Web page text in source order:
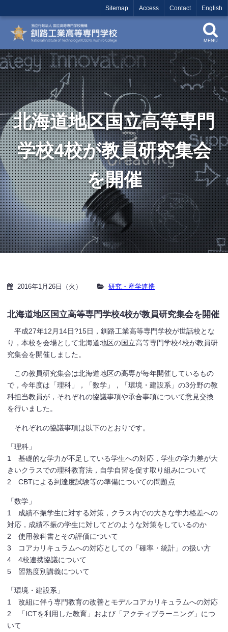
Sitemap Access Contact English
MENU
北海道地区国立高等専門
学校4校が教員研究集会
を開催
2016年1月26日（火） 研究・産学連携
北海道地区国立高等専門学校4校が教員研究集会を開催
平成27年12月14日?15日，釧路工業高等専門学校が世話校とな
り，本校を会場として北海道地区の国立高等専門学校4校が教員研
究集会を開催しました。
この教員研究集会は北海道地区の高専が毎年開催しているもの
で，今年度は「理科」，「数学」，「環境・建設系」の3分野の教
科担当教員が，それぞれの協議事項や承合事項について意見交換
を行いました。
それぞれの協議事項は以下のとおりです。
「理科」
1 基礎的な学力が不足している学生への対応，学生の学力差が大
きいクラスでの理科教育法，自学自習を促す取り組みについて
2 CBTによる到達度試験等の準備についての問題点
「数学」
1 成績不振学生に対する対策，クラス内での大きな学力格差への
対応，成績不振の学生に対してどのような対策をしているのか
2 使用教科書とその評価について
3 コアカリキュラムへの対応としての「確率・統計」の扱い方
4 4校連携協議について
5 習熟度別講義について
「環境・建設系」
1 改組に伴う専門教育の改善とモデルコアカリキュラムへの対応
2 「ICTを利用した教育」および「アクティブラーニング」につ
いて